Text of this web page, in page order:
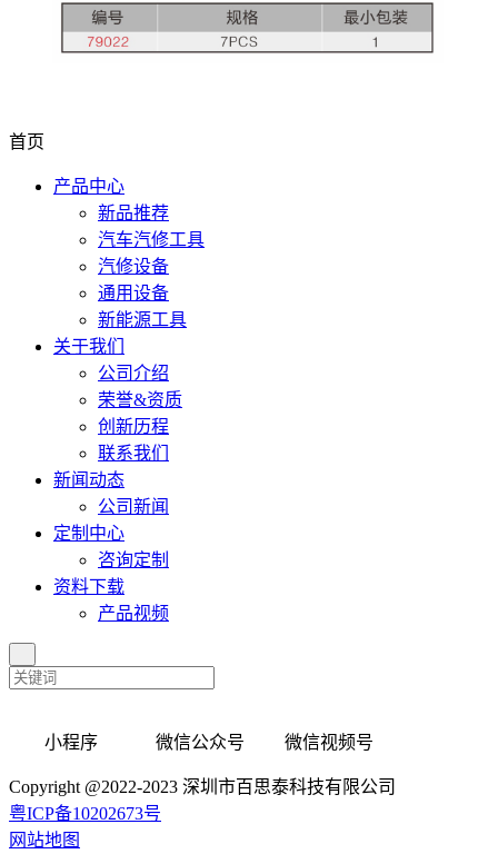
首页
产品中心
新品推荐
汽车汽修工具
汽修设备
通用设备
新能源工具
关于我们
公司介绍
荣誉&资质
创新历程
联系我们
新闻动态
公司新闻
定制中心
咨询定制
资料下载
产品视频
小程序 微信公众号 微信视频号
Copyright @2022-2023 深圳市百思泰科技有限公司
粤ICP备10202673号
网站地图